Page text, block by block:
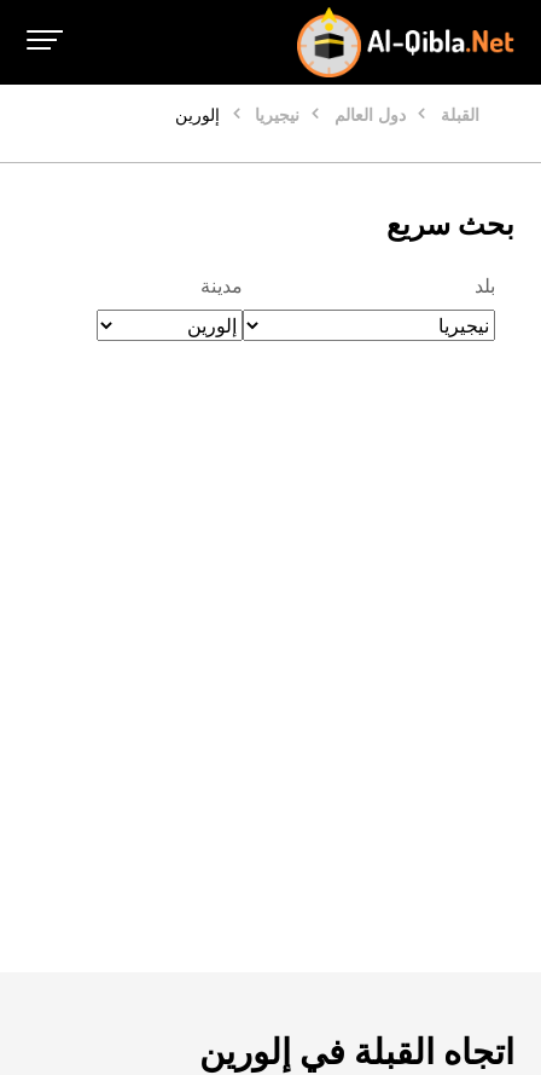
القبلة دول العالم نيجيريا إلورين
بحث سريع
بلد مدينة
اتجاه القبلة في إلورين